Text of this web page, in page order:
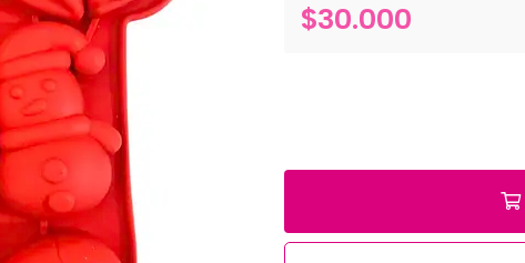
$30.000